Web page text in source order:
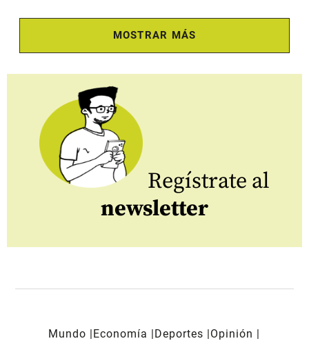
MOSTRAR MÁS
Regístrate al
newsletter
Mundo Economía Deportes
Opinión